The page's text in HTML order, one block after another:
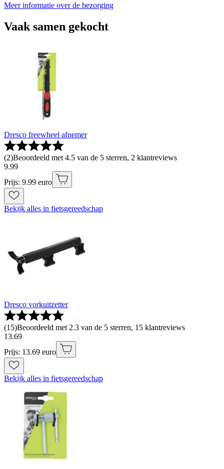
Meer informatie over de bezorging
Vaak samen gekocht
Dresco freewheel afnemer
(2)Beoordeeld met 4.5 van de 5 sterren, 2 klantreviews
9.99
Prijs: 9.99 euro
Bekijk alles in fietsgereedschap
Dresco vorkuitzetter
(15)Beoordeeld met 2.3 van de 5 sterren, 15 klantreviews
13.69
Prijs: 13.69 euro
Bekijk alles in fietsgereedschap